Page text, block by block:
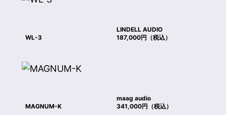
LINDELL AUDIO
WL-3
187,000円（税込）
maag audio
MAGNUM-K
341,000円（税込）